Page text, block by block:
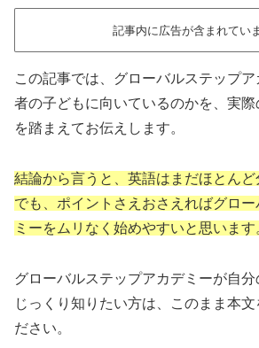
記事内に広告が含まれていま
この記事では、グローバルステップ
者の子どもに向いているのかを、実
を踏まえてお伝えします。
結論から言うと、英語はまだほとん
でも、ポイントさえおさえればグロ
ミーをムリなく始めやすいと思います
グローバルステップアカデミーが自
じっくり知りたい方は、このまま本文
ださい。